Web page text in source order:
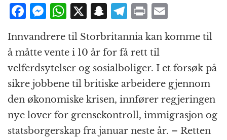
F
c
e
b
o
o
k
M
ss
e
n
g
e
r
W
h
at
s
A
p
p
X S
n
a
p
c
h
at
T
el
e
g
r
a
m
P
n
t
ai
Innvandrere til Storbritannia kan komme til
å måtte vente i 10 år for få rett til
velferdsytelser og sosialboliger. I et forsøk på
sikre jobbene til britiske arbeidere gjennom
den økonomiske krisen, innfører regjeringen
nye lover for grensekontroll, immigrasjon og
statsborgerskap fra januar neste år. – Retten